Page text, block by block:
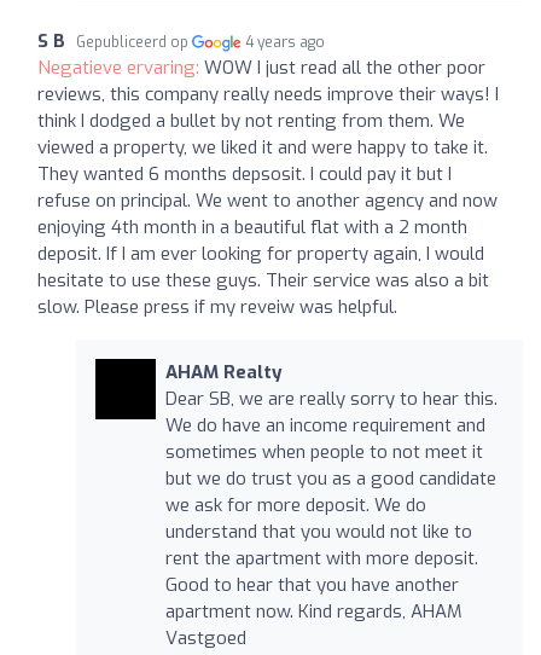
S B Gepubliceerd op 4 years ago
Negatieve ervaring: WOW I just read all the other poor
reviews, this company really needs improve their ways! I
think I dodged a bullet by not renting from them. We
viewed a property, we liked it and were happy to take it.
They wanted 6 months depsosit. I could pay it but I
refuse on principal. We went to another agency and now
enjoying 4th month in a beautiful flat with a 2 month
deposit. If I am ever looking for property again, I would
hesitate to use these guys. Their service was also a bit
slow. Please press if my reveiw was helpful.
AHAM Realty
Dear SB, we are really sorry to hear this.
We do have an income requirement and
sometimes when people to not meet it
but we do trust you as a good candidate
we ask for more deposit. We do
understand that you would not like to
rent the apartment with more deposit.
Good to hear that you have another
apartment now. Kind regards, AHAM
Vastgoed